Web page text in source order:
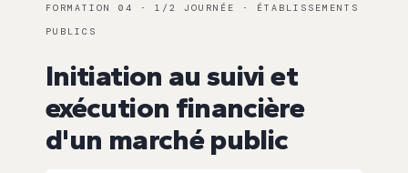
FORMATION 04 · 1/2 JOURNÉE · ÉTABLISSEMENTS
PUBLICS
Initiation au suivi et
exécution financière
d'un marché public